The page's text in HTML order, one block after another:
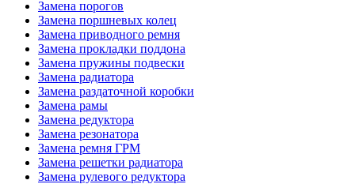
Замена порогов
Замена поршневых колец
Замена приводного ремня
Замена прокладки поддона
Замена пружины подвески
Замена радиатора
Замена раздаточной коробки
Замена рамы
Замена редуктора
Замена резонатора
Замена ремня ГРМ
Замена решетки радиатора
Замена рулевого редуктора